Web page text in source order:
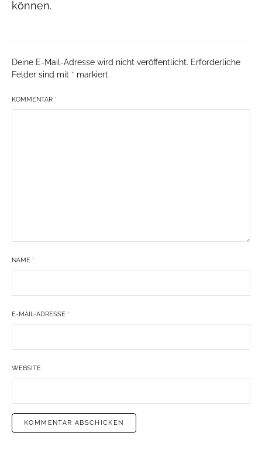
können.
Deine E-Mail-Adresse wird nicht veröffentlicht. Erforderliche
Felder sind mit * markiert
KOMMENTAR *
NAME *
E-MAIL-ADRESSE *
WEBSITE